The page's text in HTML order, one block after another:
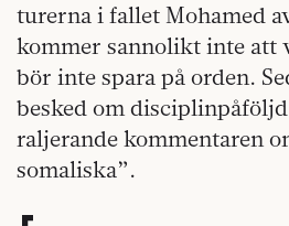
turerna i fallet Mohamed
kommer sannolikt inte att
bör inte spara på orden.
besked om
raljerande kommentaren
somaliska”.